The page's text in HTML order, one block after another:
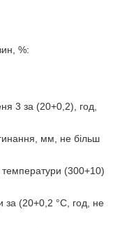
%:
3 за (20+0,2), год,
мм, не більш
температури (300+10)
за (20+0,2 °C, год, не